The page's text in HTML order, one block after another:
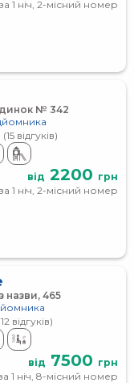
за 1 ніч, 2-місний номер
№ 342
(15 відгуків)
від 2200 грн
за 1 ніч, 2-місний номер
назви, 465
відгуків)
від 7500 грн
1 ніч, 8-місний номер